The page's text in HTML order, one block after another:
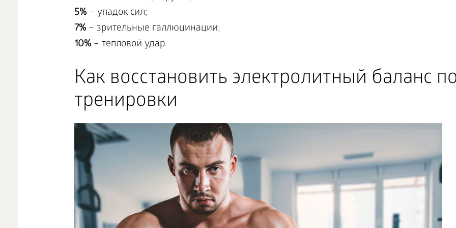
5%– упадок сил;
7%– зрительные галлюцинации;
10%– тепловой удар.
Как восстановить электролитный баланс
тренировки